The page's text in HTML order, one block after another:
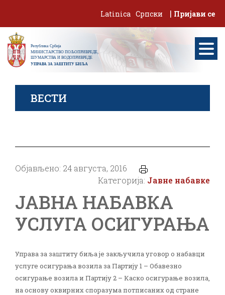
content
Latinica Српски | Пријави се
ВЕСТИ
Објављено: 24 августа, 2016
Категорија: Јавне набавке
ЈАВНА НАБАВКА
УСЛУГА ОСИГУРАЊА
Управа за заштиту биља је закључила уговор о набавци
услуге осигурања возила за Партију 1 – Обавезно
осигурање возила и Партију 2 – Каско осигурање возила,
на основу оквирних споразума потписаних од стране